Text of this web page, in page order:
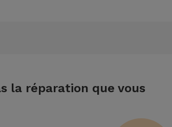
la réparation que vous